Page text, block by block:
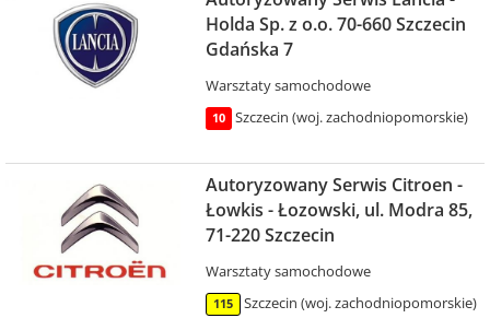
Holda Sp. z o.o. 70-660 Szczecin
Gdańska 7
Warsztaty samochodowe
10 Szczecin (woj. zachodniopomorskie)
Autoryzowany Serwis Citroen -
Łowkis - Łozowski, ul. Modra 85,
71-220 Szczecin
Warsztaty samochodowe
115 Szczecin (woj. zachodniopomorskie)